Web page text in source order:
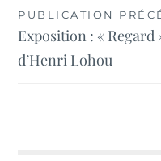
Navigation
de
PUBLICATION
Exposition : « Regard
d’Henri Lohou